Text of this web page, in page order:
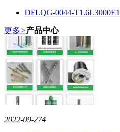
DFLQG-0044-
更多>产品中心
2022-09-274